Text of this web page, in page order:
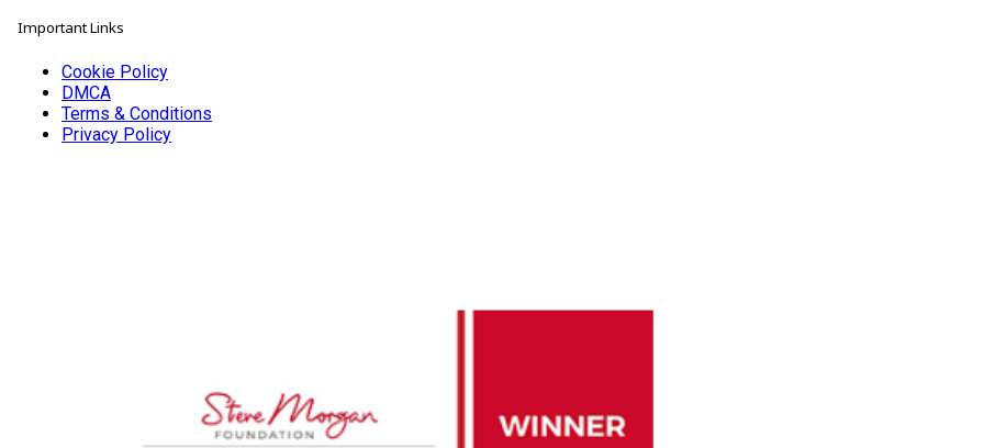
Important Links
Cookie Policy
DMCA
Terms & Conditions
Privacy Policy